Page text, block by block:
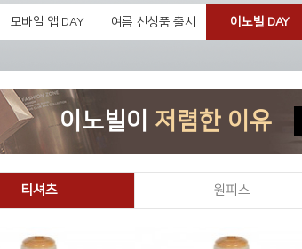
모바일 앱 DAY 여름 신상품 출시 이노빌 DAY
이노빌이 저렴한 이유
티셔츠 원피스